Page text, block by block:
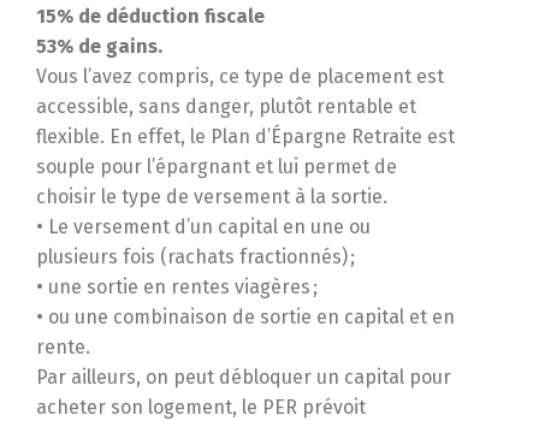
15% de déduction fiscale
53% de gains.
Vous l’avez compris, ce type de placement est
accessible, sans danger, plutôt rentable et
flexible. En effet, le Plan d’Épargne Retraite est
souple pour l’épargnant et lui permet de
choisir le type de versement à la sortie.
• Le versement d’un capital en une ou
plusieurs fois (rachats fractionnés) ;
• une sortie en rentes viagères ;
• ou une combinaison de sortie en capital et en
rente.
Par ailleurs, on peut débloquer un capital pour
acheter son logement, le PER prévoit